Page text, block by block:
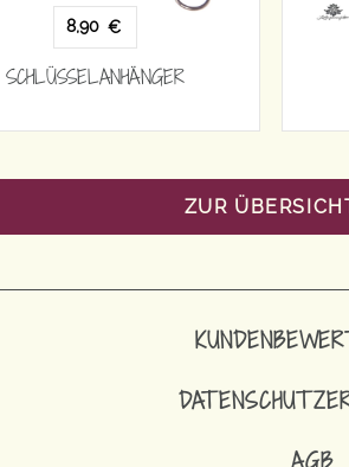
8,90 €
SCHLÜSSELANHÄNGER
ZUR
AGB